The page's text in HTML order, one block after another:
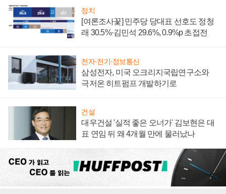
정치
[여론조사꽃] 민주당 당대표 선호도 정청
래 30.5%·김민석 29.6%, 0.9%p 초접전
전자·전기·정보통신
삼성전자, 미국 오크리지국립연구소와
극저온 히트펌프 개발하기로
건설
대우건설 '실적 좋은 오너가' 김보현은 대
표 연임 뒤 왜 4개월 만에 물러났나